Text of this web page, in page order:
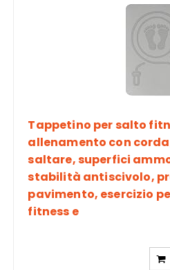
Tappetino per salto
allenamento con
saltare, superfici
stabilità antiscivolo,
pavimento, esercizio
fitness e